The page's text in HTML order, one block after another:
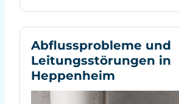
Abflussprobleme und
Leitungsstörungen in
Heppenheim